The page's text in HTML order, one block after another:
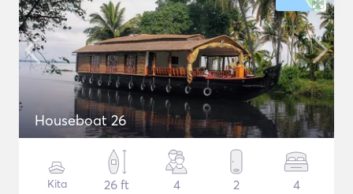
Houseboat 26
Kita
26 ft
4 2 4